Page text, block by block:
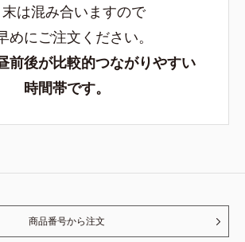
末は混み合いますので
めにご注文ください。
前後が比較的つながりやすい
時間帯です。
商品番号から注文